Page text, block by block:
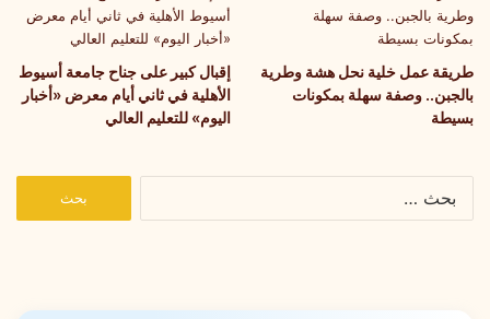
طريقة عمل خلية نحل هشة وطرية
بالجبن.. وصفة سهلة بمكونات
بسيطة
إقبال كبير على جناح جامعة أسيوط
الأهلية في ثاني أيام معرض «أخبار
اليوم» للتعليم العالي